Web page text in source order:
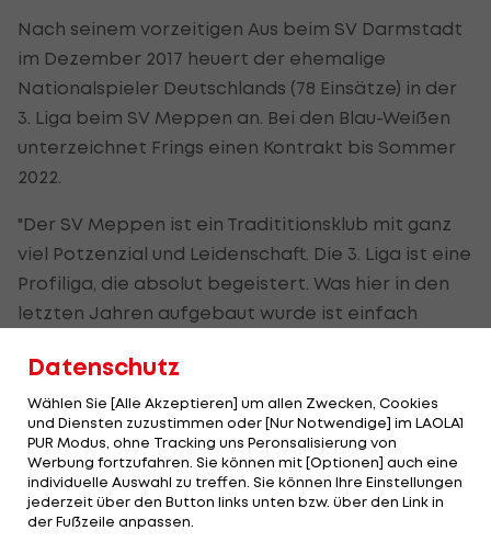
Nach seinem vorzeitigen Aus beim SV Darmstadt
im Dezember 2017 heuert der ehemalige
Nationalspieler Deutschlands (78 Einsätze) in der
3. Liga beim SV Meppen an. Bei den Blau-Weißen
unterzeichnet Frings einen Kontrakt bis Sommer
2022.
"Der SV Meppen ist ein Tradititionsklub mit ganz
viel Potzenzial und Leidenschaft. Die 3. Liga ist eine
Profiliga, die absolut begeistert. Was hier in den
letzten Jahren aufgebaut wurde ist einfach
Herausforderung und werde mit viel Herzblut bei
der Weiterentwicklung des SV Meppen
mitarbeiten. Lass uns loslegen", verkündete der
43-Jährige seinen Tatendrang.
Die bereits abgeschlossene Saison konnte der
Datenschutz
Wählen Sie [Alle Akzeptieren] um allen Zwecken, Cookies
und Diensten zuzustimmen oder [Nur Notwendige] im LAOLA1
PUR Modus, ohne Tracking uns Peronsalisierung von
Werbung fortzufahren. Sie können mit [Optionen] auch eine
individuelle Auswahl zu treffen. Sie können Ihre Einstellungen
jederzeit über den Button links unten bzw. über den Link in
der Fußzeile anpassen.